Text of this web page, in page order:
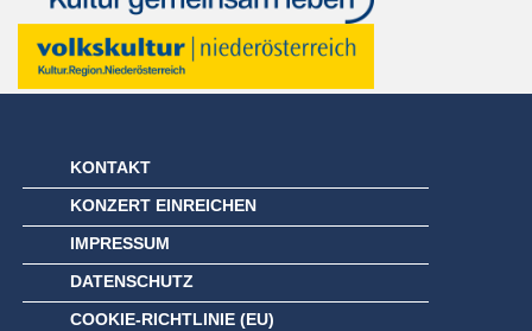
KONTAKT
KONZERT EINREICHEN
IMPRESSUM
DATENSCHUTZ
COOKIE-RICHTLINIE (EU)